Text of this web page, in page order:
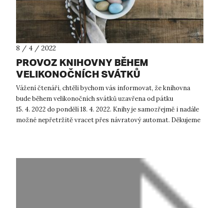
8 / 4 / 2022
PROVOZ KNIHOVNY BĚHEM
VELIKONOČNÍCH SVÁTKŮ
Vážení čtenáři, chtěli bychom vás informovat, že knihovna
bude během velikonočních svátků uzavřena od pátku
15. 4. 2022 do pondělí 18. 4. 2022. Knihy je samozřejmě i nadále
možné nepřetržitě vracet přes návratový automat. Děkujeme